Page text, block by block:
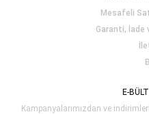
Mesafeli
Garanti, İade
E-
Kampanyalarımızdan ve